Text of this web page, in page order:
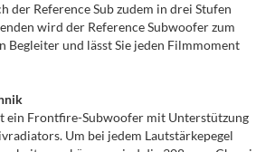
der Reference Sub zudem in drei Stufen
wird der Reference Subwoofer zum
Begleiter und lässt Sie jeden Filmmoment
ein Frontfire-Subwoofer mit Unterstützung
Um bei jedem Lautstärkepegel